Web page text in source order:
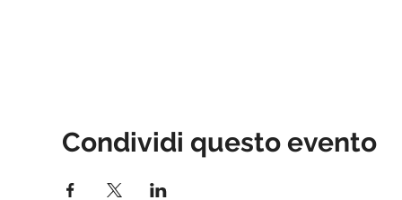
Condividi questo evento